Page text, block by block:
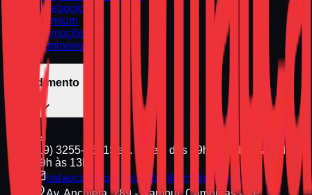
Notebooks
Premium
Promoções
Seminovos
Atendimento
(19) 3255-1661Seg. a Sex. das 09h às 18h | Sáb. das
09h às 13h
balaocastelo@balaodainformatica.com.br